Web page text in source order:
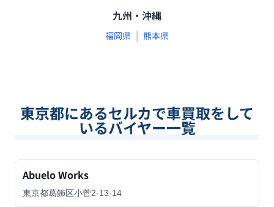
九州・沖縄
福岡県 | 熊本県
東京都にあるセルカで車買取をして
いるバイヤー一覧
Abuelo Works
東京都葛飾区小菅2-13-14